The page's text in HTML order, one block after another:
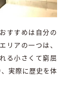
すすめは自分の
リアの一つは、
る小さくて窮屈
実際に歴史を体